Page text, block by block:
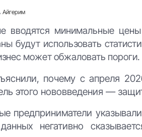
Айгерим
вводятся минимальные
будут использовать
может обжаловать пороги.
почему с апреля
этого нововведения —
предприниматели
негативно